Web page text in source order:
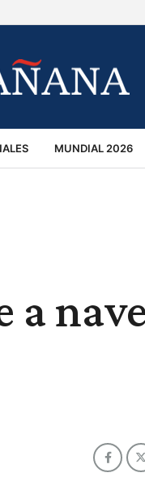
MUNDIAL 2026
a